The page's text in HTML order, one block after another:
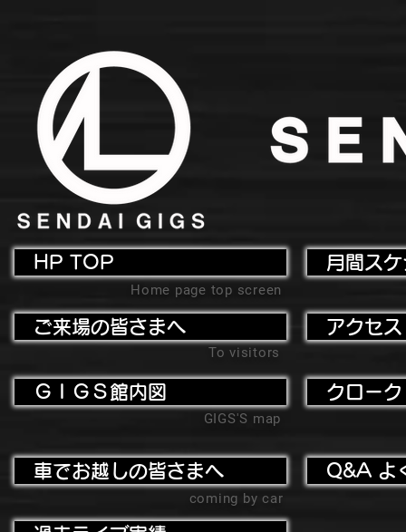
HP TOP
Home page top screen
ご来場の皆さまへ
To visitors
ＧＩＧＳ館内図
GIGS'S map
月間ス
アクセ
クローク
車でお越しの皆さまへ
coming by car
Q&A よ